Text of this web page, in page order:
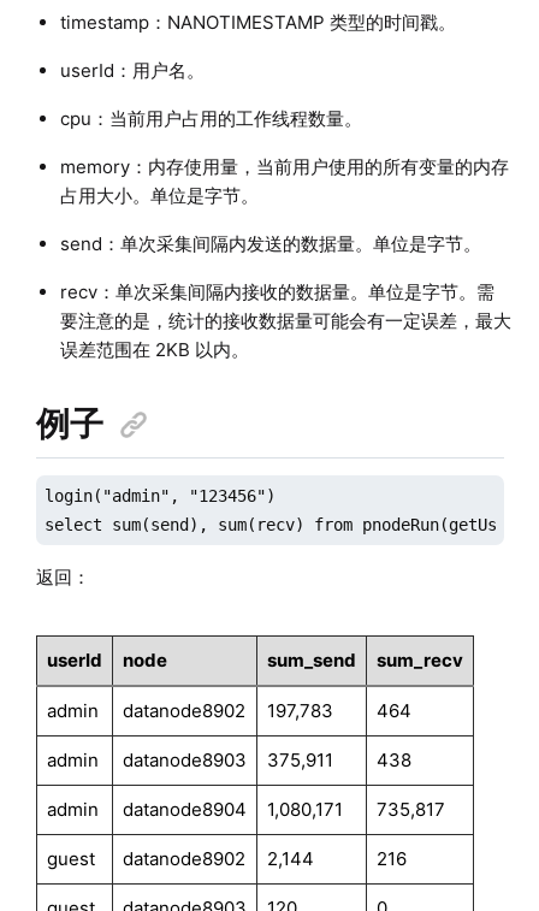
timestamp：NANOTIMESTAMP 类型的时间戳。
userId：用户名。
cpu：当前用户占用的工作线程数量。
memory：内存使用量，当前用户使用的所有变量的内存
占用大小。单位是字节。
send：单次采集间隔内发送的数据量。单位是字节。
recv：单次采集间隔内接收的数据量。单位是字节。需
要注意的是，统计的接收数据量可能会有一定误差，最大
误差范围在 2KB 以内。
例子
login("admin", "123456")
select sum(send), sum(recv) from
返回：
userId node sum_send sum_recv
admin datanode8902 197,783 464
admin datanode8903 375,911 438
admin datanode8904 1,080,171 735,817
guest datanode8902 2,144 216